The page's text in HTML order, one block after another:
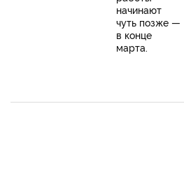
начинают
чуть позже —
в конце
марта.